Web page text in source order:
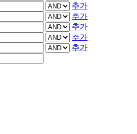
추가
추가
추가
추가
추가